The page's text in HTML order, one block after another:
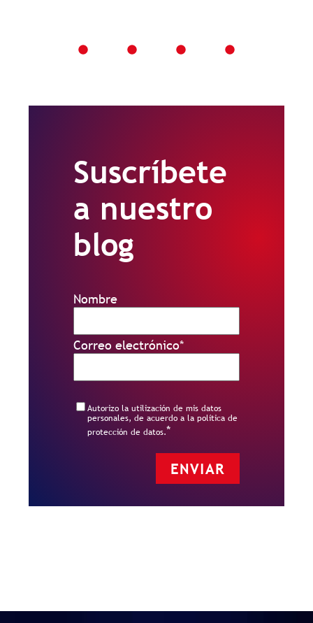
Suscríbete
a nuestro
blog
Nombre
Correo electrónico*
Autorizo la utilización de mis datos
personales, de acuerdo a la política de
protección de datos.*